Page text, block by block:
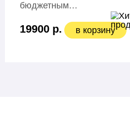
бюджетным…
19900 р. в корзину